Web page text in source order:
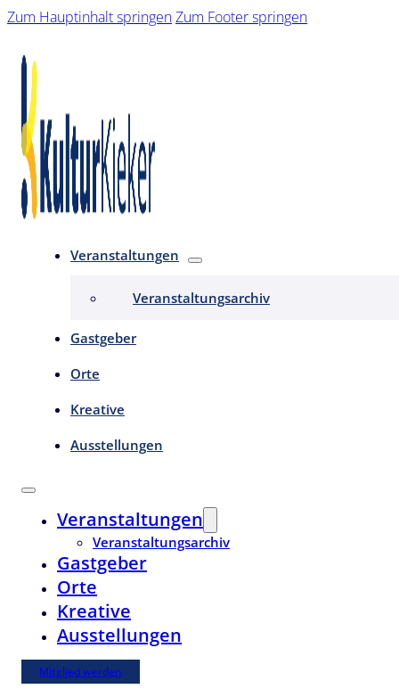
Zum Hauptinhalt springenZum Footer springen
Veranstaltungen
Veranstaltungsarchiv
Gastgeber
Orte
Kreative
Ausstellungen
Veranstaltungen
Veranstaltungsarchiv
Gastgeber
Orte
Kreative
Ausstellungen
Mitglied werden